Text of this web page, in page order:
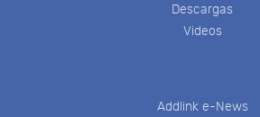
Descargas
Videos
Addlink e-News